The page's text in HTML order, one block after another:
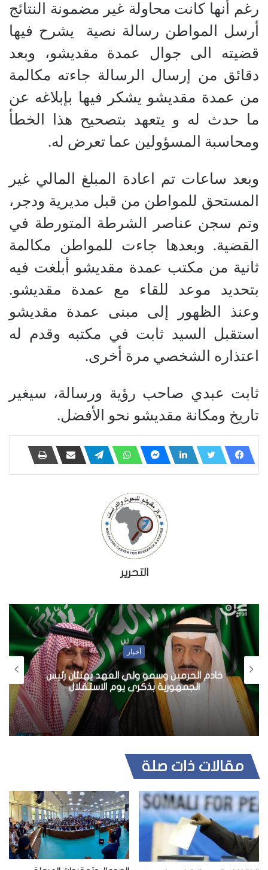
رغم أنها كانت محاولة غير مضمونة النتائج
أرسل المواطن رسالة نصية يشرح فيها
قضيته الى جوال عمدة مقديشو، وبعد
دقائق من إرسال الرسالة جاءته مكالمة
من عمدة مقديشو يشكر فيها بإبلاغه عن
ما حدث له و يتعهد بتصحيح هذا الخطأ
ومحاسبة المسؤولين عما تعرض له.
وبعد ساعات تم اعادة المبلغ المالي غير
المستحق للمواطن من قبل مديرية ودجر،
وتم سجن عناصر الشرطة المتورطة في
القضية. وبعدها جاءت للمواطن مكالمة
ثانية من مكتب عمدة مقديشو أبلغت فيه
بتحديد موعد للقاء مع عمدة مقديشو.
وعنذ الظهور إلى مبنى عمدة مقديشو
استقبل السيد ثابت في مكتبه وقدم له
اعتذاره الشخصي مرة أخرى.
ثابت عبدي صاحب رؤية ورسالة، سيغير
تاريخ ومكانة مقديشو نحو الأفضل.
التحرير
أخبار
خادم الحرمين وسمو ولي العهد يهنئان رئيس
الجمهورية بذكرى يوم الاستقلال
مقالات ذات صلة